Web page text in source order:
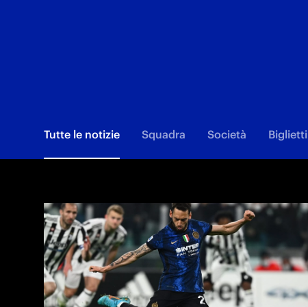
Tutte le notizie Squadra Società Biglietti